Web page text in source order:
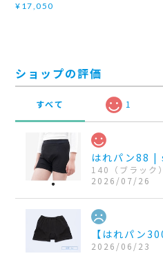
¥17,050
ショップの評価
すべて 1
140（ブラック）
2026/07/26
2026/06/23